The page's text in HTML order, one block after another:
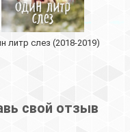
литр слез (2018-2019)
свой отзыв